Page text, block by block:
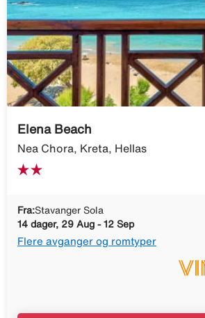
Elena Beach
Nea Chora, Kreta, Hellas
Fra:Stavanger Sola
14 dager, 29 Aug - 12 Sep
Flere avganger og romtyper